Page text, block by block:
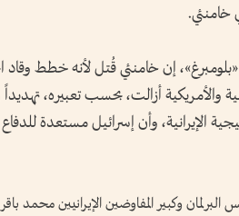
خامنئي.
إن خامنئي قُتل لأنه خطط وقاد
والأمريكية أزالت، بحسب تعبيره،
الإيرانية، وأن إسرائيل
البرلمان وكبير المفاوضين الإيرانيين محمد